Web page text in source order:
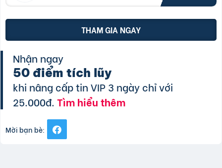
THAM GIA NGAY
Nhận ngay
50 điểm tích lũy
khi nâng cấp tin VIP 3 ngày chỉ với
25.000đ.Tìm hiểu thêm
Mời bạn bè: